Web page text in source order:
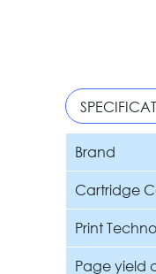
Brand
Cartridge
Print
Page yield